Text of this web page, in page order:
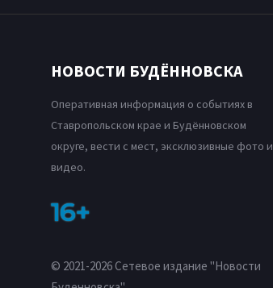
НОВОСТИ БУДЁННОВСКА
Оперативная информация о событиях в
Ставропольском крае и Будённовском
округе, вести с мест, эксклюзивные фото и
видео.
16+
© 2021-2026 Сетевое издание "Новости